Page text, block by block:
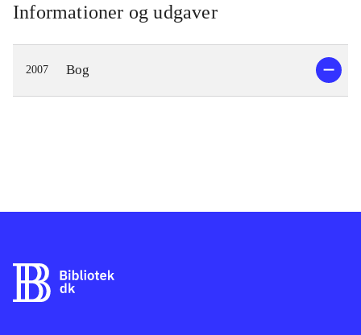
Informationer og udgaver
2007 Bog